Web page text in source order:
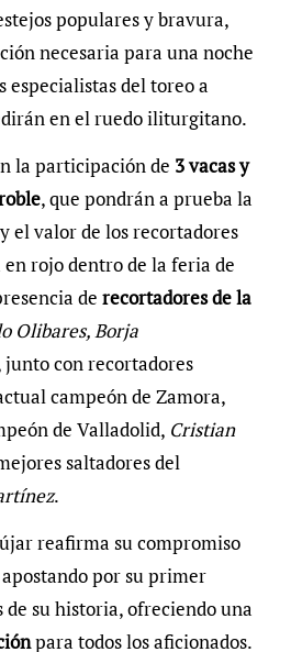
populares y bravura,
necesaria para una noche
especialistas del toreo a
en el ruedo iliturgitano.
la participación de 3 vacas y
, que pondrán a prueba la
el valor de los recortadores
rojo dentro de la feria de
de recortadores de la
Olibares, Borja
junto con recortadores
campeón de Zamora,
de Valladolid, Cristian
saltadores del
.
reafirma su compromiso
por su primer
de su historia, ofreciendo una
para todos los aficionados.